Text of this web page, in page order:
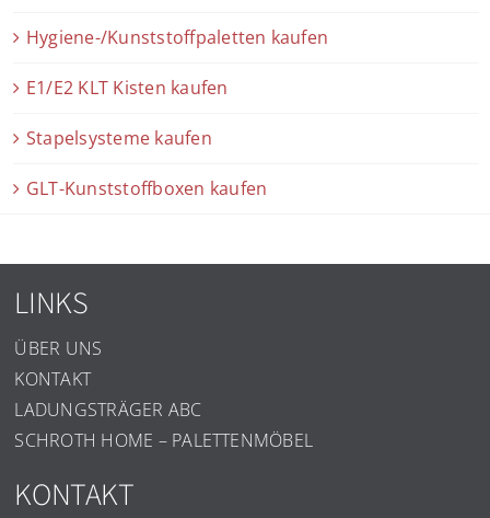
Hygiene-/Kunststoffpaletten kaufen
E1/E2 KLT Kisten kaufen
Stapelsysteme kaufen
GLT-Kunststoffboxen kaufen
LINKS
ÜBER UNS
KONTAKT
LADUNGSTRÄGER ABC
SCHROTH HOME – PALETTENMÖBEL
KONTAKT